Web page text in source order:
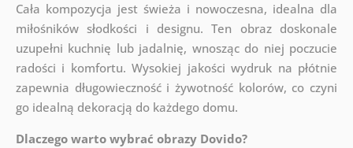
Cała kompozycja jest świeża i nowoczesna, idealna dla
miłośników słodkości i designu. Ten obraz doskonale
uzupełni kuchnię lub jadalnię, wnosząc do niej poczucie
radości i komfortu. Wysokiej jakości wydruk na płótnie
zapewnia długowieczność i żywotność kolorów, co czyni
go idealną dekoracją do każdego domu.
Dlaczego warto wybrać obrazy Dovido?